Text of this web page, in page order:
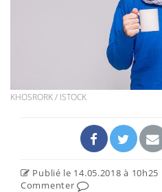
KHOSRORK / ISTOCK
Publié le 14.05.2018 à 10h25
Commenter